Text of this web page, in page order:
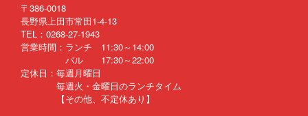
〒386-0018
長野県上田市常田1-4-13
TEL：0268-27-1943
営業時間：ランチ 11:30～14:00
バル 17:30～22:00
定休日：毎週月曜日
毎週火・金曜日のランチタイム
【その他、不定休あり】